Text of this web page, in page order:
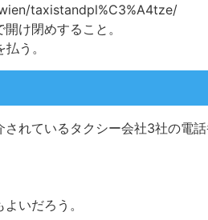
taxistandpl%C3%A4tze/
け閉めすること。
払う。
されているタクシー会社3社の電話
いだろう。